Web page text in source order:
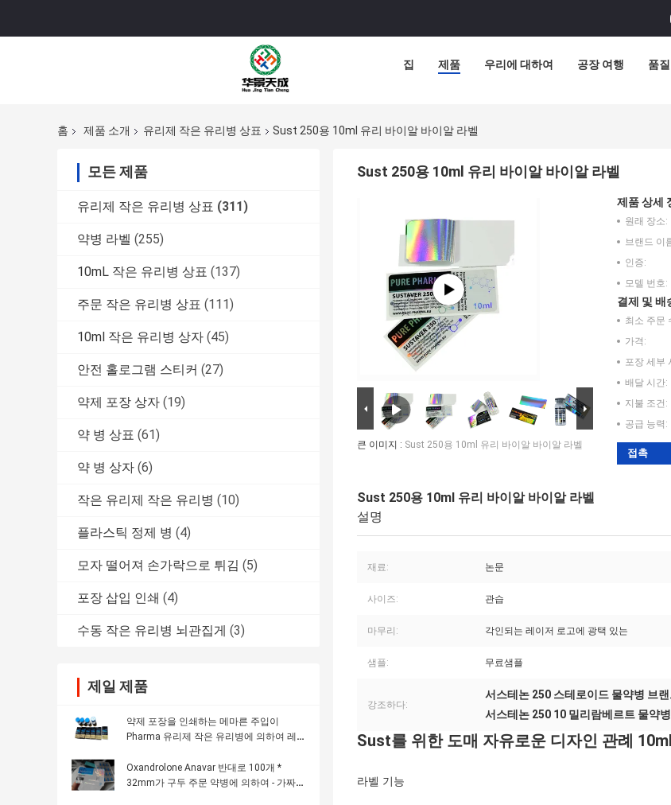
집 제품 우리에 대하여 공장 여행 품
홈 제품 소개 유리제 작은 유리병 상표 Sust 250용 10ml 유리 바이알 바이알 라벨
모든 제품
유리제 작은 유리병 상표 (311)
약병 라벨 (255)
10mL 작은 유리병 상표 (137)
주문 작은 유리병 상표 (111)
10ml 작은 유리병 상자 (45)
안전 홀로그램 스티커 (27)
약제 포장 상자 (19)
약 병 상표 (61)
약 병 상자 (6)
작은 유리제 작은 유리병 (10)
플라스틱 정제 병 (4)
모자 떨어져 손가락으로 튀김 (5)
포장 삽입 인쇄 (4)
수동 작은 유리병 뇌관집게 (3)
제일 제품
약제 포장을 인쇄하는 메마른 주입이
Pharma 유리제 작은 유리병에 의하여 레
Oxandrolone Anavar 반대로 100개 *
32mm가 구두 주문 약병에 의하여 - 가짜
Sust 250용 10ml 유리 바이알 바이알 라벨
큰 이미지 : Sust 250용 10ml 유리 바이알 바이알 라벨
제품 상세
원래 장소:
브랜드 이
인증:
모델 번호:
결제 및 배
최소 주문
가격:
포장 세부
배달 시간:
지불 조건:
공급 능력:
접촉
Sust 250용 10ml 유리 바이알 바이알 라벨
설명
재료: 논문
사이즈: 관습
마무리: 각인되는 레이저 로고에 광택 있는
샘플: 무료샘플
강조하다:
서스테논 250 스테로이드 물약병 브
서스테논 250 10 밀리람베르트 물약
Sust를 위한 도매 자유로운 디자인 관례
라벨 기능